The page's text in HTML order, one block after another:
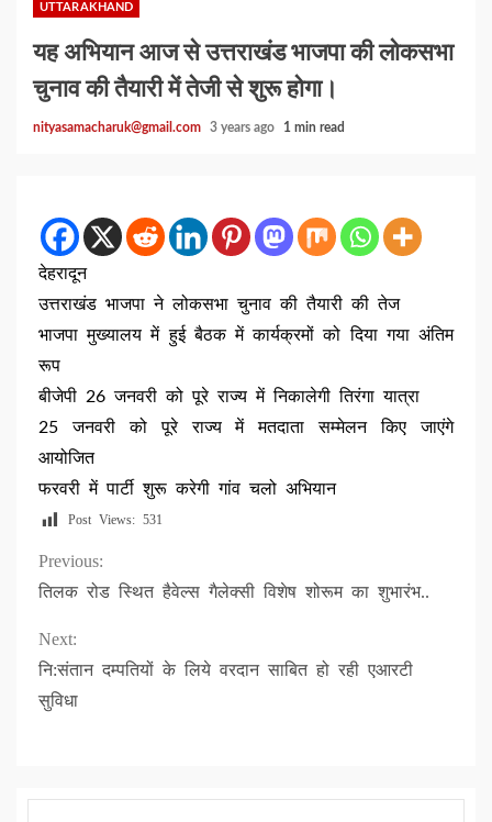
UTTARAKHAND
यह अभियान आज से उत्तराखंड भाजपा की लोकसभा
चुनाव की तैयारी में तेजी से शुरू होगा।
nityasamacharuk@gmail.com 3 years ago 1 min read
देहरादून
उत्तराखंड भाजपा ने लोकसभा चुनाव की तैयारी की तेज
भाजपा मुख्यालय में हुई बैठक में कार्यक्रमों को दिया गया अंतिम
रूप
बीजेपी 26 जनवरी को पूरे राज्य में निकालेगी तिरंगा यात्रा
25 जनवरी को पूरे राज्य में मतदाता सम्मेलन किए जाएंगे
आयोजित
फरवरी में पार्टी शुरू करेगी गांव चलो अभियान
Post Views: 531
Continue
Previous:
तिलक रोड स्थित हैवेल्स गैलेक्सी विशेष शोरूम का शुभारंभ..
Next:
नि:संतान दम्पतियों के लिये वरदान साबित हो रही एआरटी
सुविधा